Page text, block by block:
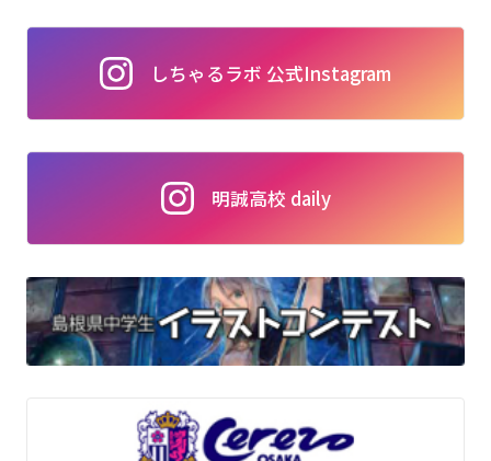
しちゃるラボ 公式Instagram
明誠高校 daily